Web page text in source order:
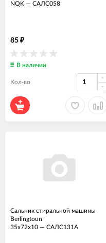
NQK — САЛС058
85 ₽
В наличии
Кол-во
Сальник стиральной машины
Berlingtoun
35x72x10 — САЛС131А